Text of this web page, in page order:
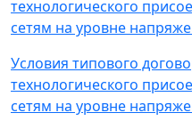
технологического
сетям на уровне
Условия типового
технологического
сетям на уровне